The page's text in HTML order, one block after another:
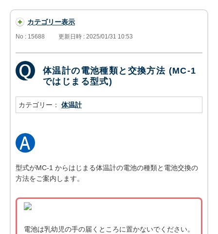
カテゴリー表示
No : 15688 更新日時 : 2025/01/31 10:53
体温計の電池種類と交換方法 (MC-1
ではじまる型式)
カテゴリー： 体温計
型式がMC-1 からはじまる体温計の電池の種類と電池交換の
方法をご案内します。
電池は乳幼児の手の届くところに置かないでください。